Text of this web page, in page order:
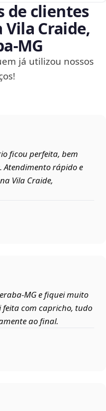
de clientes
Craide,
já utilizou nossos
ficou perfeita, bem
Atendimento rápido e
Vila Craide,
e fiquei muito
feita com capricho, tudo
ao final.